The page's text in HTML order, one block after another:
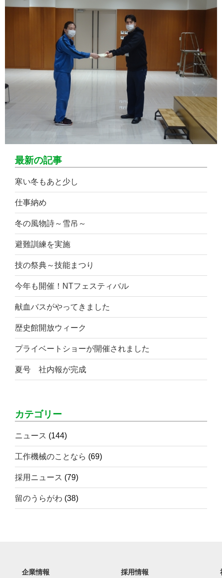
最新の記事
寒い冬もあと少し
仕事納め
冬の風物詩～雪吊～
避難訓練を実施
技の祭典～技能まつり
今年も開催！NTフェスティバル
献血バスがやってきました
歴史館開放ウィーク
プライベートショーが開催されました
夏号 社内報が完成
カテゴリー
ニュース (144)
工作機械のことなら (69)
採用ニュース (79)
留のうらがわ (38)
企業情報 採用情報